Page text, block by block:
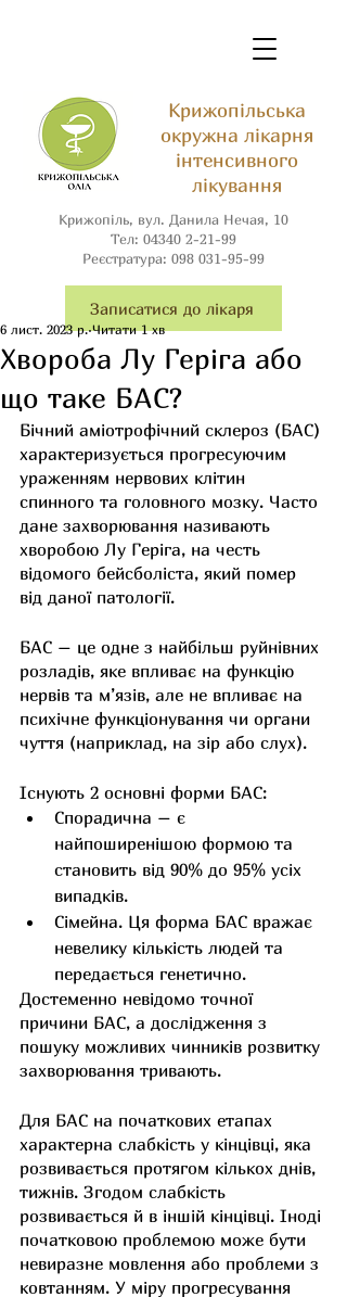
Крижопільська
окружна лікарня
інтенсивного
лікування
Крижопіль, вул. Данила Нечая, 10
Тел: 04340 2-21-99
Реєстратура: 098 031-95-99
Записатися до лікаря
Хвороба Лу Геріга або
що таке БАС?
6 лист. 2023 р. Читати 1 хв
Бічний аміотрофічний склероз (БАС)
характеризується прогресуючим
ураженням нервових клітин
спинного та головного мозку. Часто
дане захворювання називають
хворобою Лу Геріга, на честь
відомого бейсболіста, який помер
від даної патології.
БАС – це одне з найбільш руйнівних
розладів, яке впливає на функцію
нервів та м’язів, але не впливає на
психічне функціонування чи органи
чуття (наприклад, на зір або слух).
Існують 2 основні форми БАС:
Спорадична – є
найпоширенішою формою та
становить від 90% до 95% усіх
випадків.
Сімейна. Ця форма БАС вражає
невелику кількість людей та
передається генетично.
Достеменно невідомо точної
причини БАС, а дослідження з
пошуку можливих чинників розвитку
захворювання тривають.
Для БАС на початкових етапах
характерна слабкість у кінцівці, яка
розвивається протягом кількох днів,
тижнів. Згодом слабкість
розвивається й в іншій кінцівці. Іноді
початковою проблемою може бути
невиразне мовлення або проблеми з
ковтанням. У міру прогресування